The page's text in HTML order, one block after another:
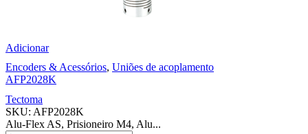
Adicionar
Encoders & Acessórios, Uniões de acoplamento
AFP2028K
Tectoma
SKU: AFP2028K
Alu-Flex AS, Prisioneiro M4, Alu...